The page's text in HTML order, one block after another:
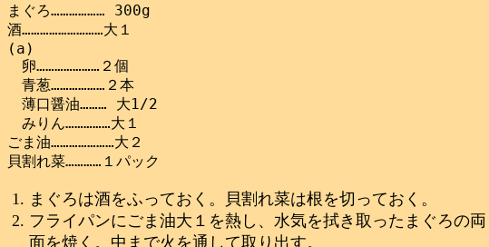
まぐろ……………… 300g
酒………………………大１
(a)
卵…………………２個
青葱………………２本
薄口醤油……… 大1/2
みりん……………大１
ごま油…………………大２
まぐろは酒をふっておく。貝割れ菜は根を切っておく。
フライパンにごま油大１を熱し、水気を拭き取ったまぐろの両
面を焼く。中まで火を通して取り出す。